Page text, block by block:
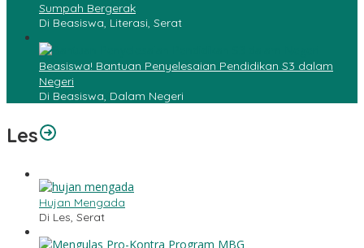
Sumpah Bergerak
Di Beasiswa, Literasi, Serat
Beasiswa! Bantuan Penyelesaian Pendidikan S3 dalam
Negeri
Di Beasiswa, Dalam Negeri
Les
Hujan Mengada
Di Les, Serat